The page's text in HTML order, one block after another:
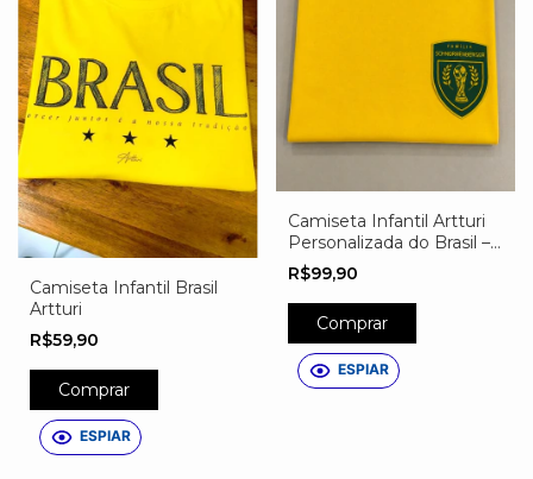
Camiseta Infantil Brasil
Artturi
R$59,90
Comprar
ESPIAR
Camiseta Infantil Artturi
Personalizada do Brasil –
Nome, Número e Escudo
Exclusivo
R$99,90
Comprar
ESPIAR